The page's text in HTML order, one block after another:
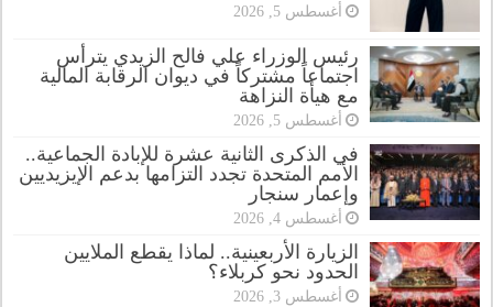
أغسطس 5, 2026
رئيس الوزراء علي فالح الزيدي يترأس
اجتماعاً مشتركاً في ديوان الرقابة المالية
مع هيأة النزاهة
أغسطس 5, 2026
في الذكرى الثانية عشرة للإبادة الجماعية..
الأمم المتحدة تجدد التزامها بدعم الإيزيديين
وإعمار سنجار
أغسطس 4, 2026
الزيارة الأربعينية.. لماذا يقطع الملايين
الحدود نحو كربلاء؟
أغسطس 3, 2026